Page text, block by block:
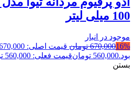
100 میلی لیتر
موجود در انبار
16%
670,000 تومان
بود.560,000 تومانقیمت فعلی: 560,000 تومان.
بستن